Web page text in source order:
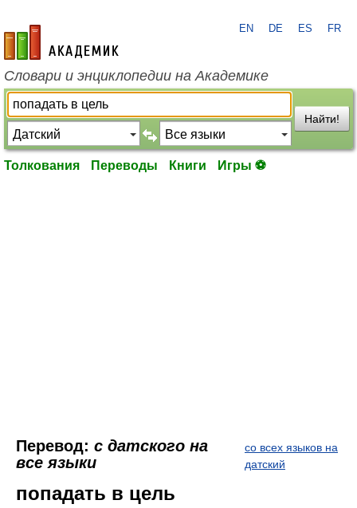
academic.ru
EN DE ES FR
Словари и энциклопедии на Академике
Найти!
Толкования Переводы Книги Игры ⚽
Перевод: с датского на
все языки
со всех языков на
датский
попадать в цель